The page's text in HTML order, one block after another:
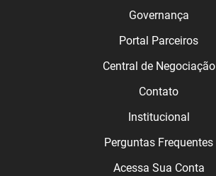
Governança
Portal Parceiros
Central de Negociação
Contato
Institucional
Perguntas Frequentes
Acessa Sua Conta